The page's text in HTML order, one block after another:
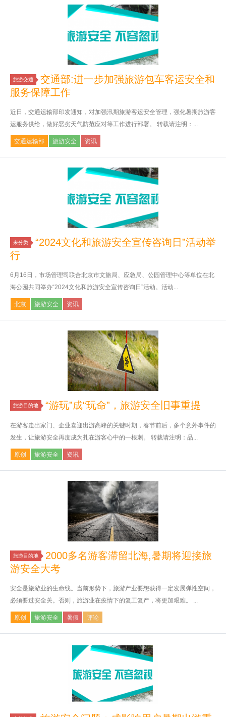
旅游交通
交通部:进一步加强旅游包车客运安全和
服务保障工作
近日，交通运输部印发通知，对加强汛期旅游客运安全管理，强化暑期旅游客
运服务供给，做好恶劣天气防范应对等工作进行部署。 转载请注明：...
交通运输部 旅游安全 资讯
未分类
“2024文化和旅游安全宣传咨询日”活动举
行
6月16日，市场管理司联合北京市文旅局、应急局、公园管理中心等单位在北
海公园共同举办“2024文化和旅游安全宣传咨询日”活动。活动...
北京 旅游安全 资讯
旅游目的地 “游玩”成“玩命”，旅游安全旧事重提
在游客走出家门、企业喜迎出游高峰的关键时期，春节前后，多个意外事件的
发生，让旅游安全再度成为扎在游客心中的一根刺。 转载请注明：品...
原创 旅游安全 资讯
旅游目的地
2000多名游客滞留北海,暑期将迎接旅
游安全大考
安全是旅游业的生命线。当前形势下，旅游产业要想获得一定发展弹性空间，
必须要过安全关。否则，旅游业在疫情下的复工复产，将更加艰难。 ...
原创 旅游安全 暑假 评论